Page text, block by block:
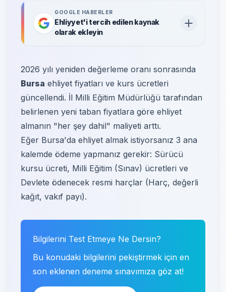
GOOGLE HABERLER
Ehliyyet'i tercih edilen kaynak
olarak ekleyin
2026 yılı yeniden değerleme oranı sonrasında
Bursa ehliyet fiyatları ve kurs ücretleri
güncellendi. İl Milli Eğitim Müdürlüğü tarafından
belirlenen yeni taban fiyatlara göre ehliyet
almanın "her şey dahil" maliyeti arttı.
Eğer Bursa'da ehliyet almak istiyorsanız 3 ana
kalemde ödeme yapmanız gerekir: Sürücü
kursu ücreti, Milli Eğitim (Sınav) ücretleri ve
Devlete ödenecek resmi harçlar (Harç, değerli
kağıt, vakıf payı).
Bilgilerini Test Etmeye Ne Dersin?
Bu konudaki bilgilerini pekiştirmek için en
son eklenen deneme sınavımıza göz at!